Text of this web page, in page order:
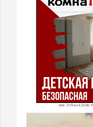
erid: 2VfnxvX2U4b